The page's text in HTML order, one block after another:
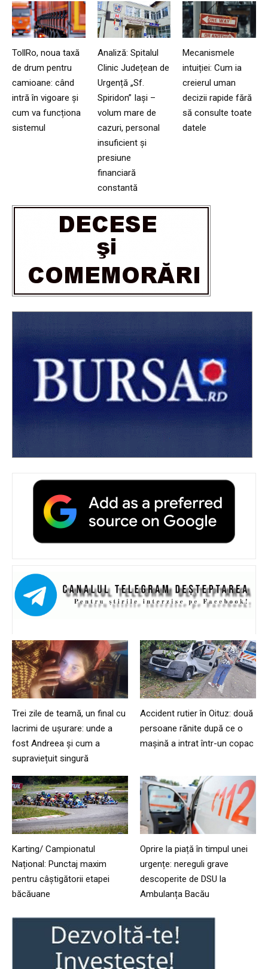
TollRo, noua taxă
de drum pentru
camioane: când
intră în vigoare și
cum va funcționa
sistemul
Analiză: Spitalul
Clinic Județean de
Urgență „Sf.
Spiridon” Iași –
volum mare de
cazuri, personal
insuficient și
presiune
financiară
constantă
Mecanismele
intuiției: Cum ia
creierul uman
decizii rapide fără
să consulte toate
datele
Trei zile de teamă, un final cu
lacrimi de ușurare: unde a
fost Andreea și cum a
supraviețuit singură
Accident rutier în Oituz: două
persoane rănite după ce o
mașină a intrat într-un copac
Karting/ Campionatul
Național: Punctaj maxim
pentru câștigătorii etapei
băcăuane
Oprire la piață în timpul unei
urgențe: nereguli grave
descoperite de DSU la
Ambulanța Bacău